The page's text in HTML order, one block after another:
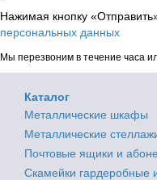
Нажимая кнопку
персональных данных
Мы перезвоним в течение часа
Каталог
Металлические шкафы
Металлические
Почтовые ящики и
Скамейки гардеробные